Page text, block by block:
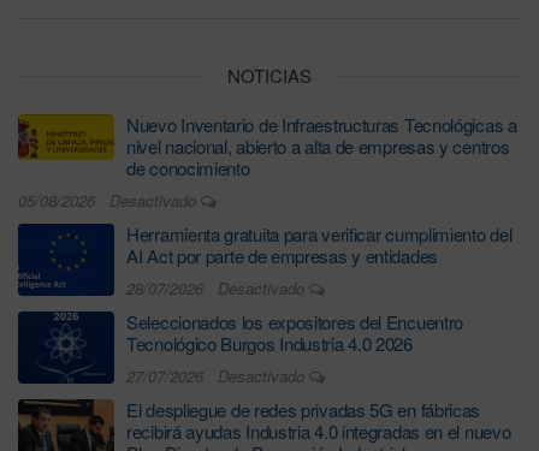
NOTICIAS
Nuevo Inventario de Infraestructuras Tecnológicas a
nivel nacional, abierto a alta de empresas y centros
de conocimiento
05/08/2026 Desactivado
Herramienta gratuita para verificar cumplimiento del
AI Act por parte de empresas y entidades
28/07/2026 Desactivado
Seleccionados los expositores del Encuentro
Tecnológico Burgos Industria 4.0 2026
27/07/2026 Desactivado
El despliegue de redes privadas 5G en fábricas
recibirá ayudas Industria 4.0 integradas en el nuevo